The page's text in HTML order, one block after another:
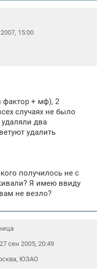
15:00
фактор + мф), 2
случаях не было
два
удалить
получилось не с
Я имею ввиду
не везло?
27 сен 2005, 20:49
ЮЗАО